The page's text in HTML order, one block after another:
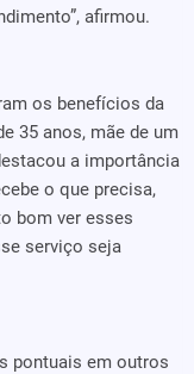
afirmou.
os benefícios da
35 anos, mãe de um
a importância
o que precisa,
bom ver esses
serviço seja
pontuais em outros